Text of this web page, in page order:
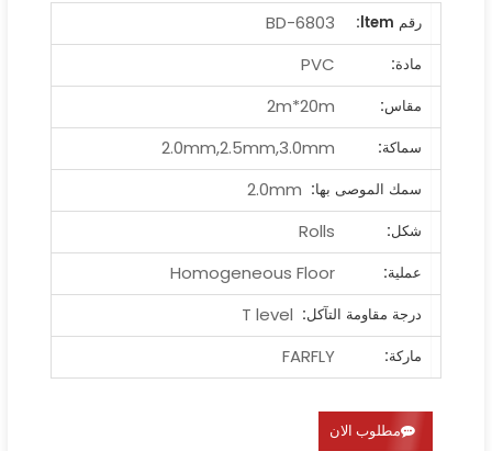
رقم ltem:
BD-6803
مادة:
PVC
مقاس:
2m*20m
سماكة:
2.0mm,2.5mm,3.0mm
سمك الموصى بها: 2.0mm
شكل:
Rolls
عملية:
Homogeneous Floor
درجة مقاومة التآكل: T level
ماركة:
FARFLY
مطلوب الان